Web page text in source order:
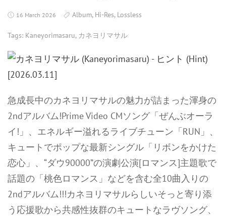
16 March 2026 Album, Hi-Res, Lossless
Tags: Kaneyorimasaru, カネヨリマサル
急成長中のカネヨリマサルの魅力が詰まった渾身の
2ndアルバム!Prime Video CMソング「ぜんぶオーラ
イ!」、エネルギー溢れるライブチューン「RUN」、
キュートでポップな最新シングル「リボンをかけた
恋心」、“ダウ90000”の演劇公演[ロマンス]主題歌で
話題の「桃色ロマンス」などを含む全10曲入りの
2ndアルバム!!!カネヨリマサルらしいそっと寄り添
う応援歌から共感性抜群のキュートなラヴソング、